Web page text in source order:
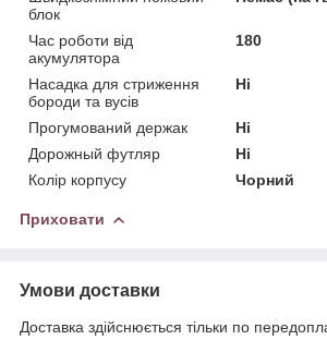
блок
Час роботи від
акумулятора
180
Насадка для стриження
бороди та вусів
Ні
Прогумований держак
Ні
Дорожный футляр
Ні
Колір корпусу
Чорний
Приховати
Умови доставки
Доставка здійснюється тільки по